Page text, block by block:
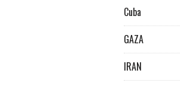
Cuba
GAZA
IRAN